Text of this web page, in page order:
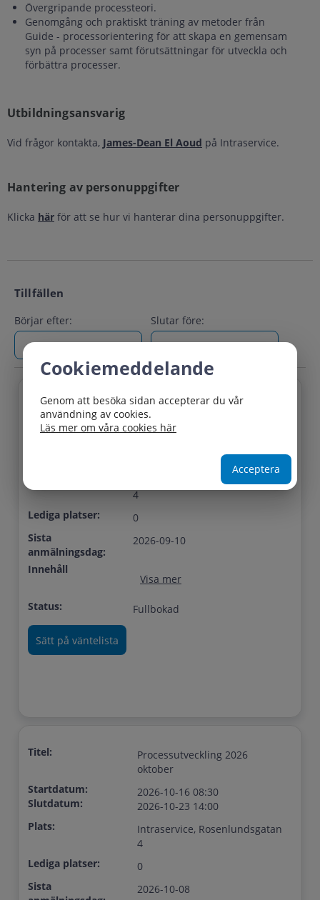
Övergripande processteori.
Genomgång och praktiskt träning av metoder från
Guide - processorientering för att skapa en gemensam
syn på processer samt förutsättningar för utveckla och
förbättra processer.
Utbildningsansvarig
Vid frågor kontakta, James-Dean El Aoud på Intraservice.
Hantering av personuppgifter
Klicka här för att se hur vi hanterar dina personuppgifter.
Tillfällen
Börjar efter: Slutar före:
Titel:
Processutveckling 2026
september
Intraservice, Rosenlundsgatan
4
Lediga platser:
0
Sista
anmälningsdag:
2026-09-10
Innehåll
Visa mer
Status:
Fullbokad
Titel:
Processutveckling 2026
oktober
Startdatum:
Slutdatum:
2026-10-16 08:30
2026-10-23 14:00
Plats:
Intraservice, Rosenlundsgatan
4
Lediga platser:
0
Sista
2026-10-08
Cookiemeddelande
Genom att besöka sidan accepterar du vår
användning av cookies.
Läs mer om våra cookies här
Acceptera